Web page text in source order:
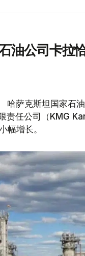
油公司卡拉
哈萨克斯坦国家石
责任公司（KMG
幅增长。